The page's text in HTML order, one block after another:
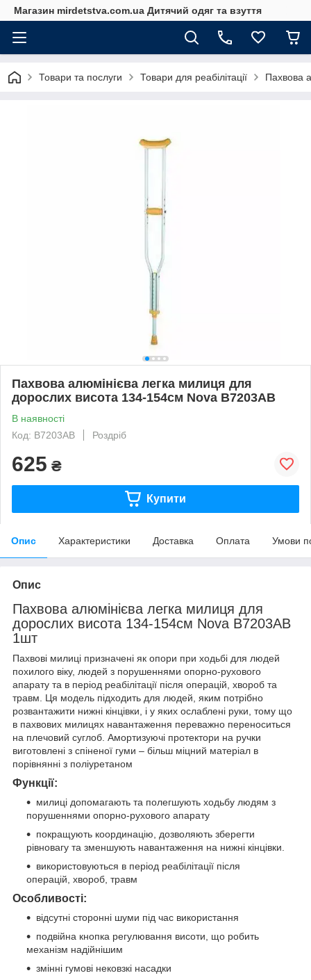
Магазин mirdetstva.com.ua Дитячий одяг та взуття
Товари та послуги Товари для реабілітації Пахвова
Пахвова алюмінієва легка милиця для
дорослих висота 134-154см Nova B7203AB
В наявності
Код: B7203AB
Роздріб
625 ₴
Купити
Опис Характеристики Доставка Оплата Умови
Опис
Пахвова алюмінієва легка милиця для
дорослих висота 134-154см Nova B7203AB
1шт
Пахвові милиці призначені як опори при ходьбі для людей
похилого віку, людей з порушеннями опорно-рухового
апарату та в період реабілітації після операцій, хвороб та
травм. Ця модель підходить для людей, яким потрібно
розвантажити нижні кінцівки, і у яких ослаблені руки, тому що
в пахвових милицях навантаження переважно переноситься
на плечовий суглоб. Амортизуючі протектори на ручки
виготовлені з спіненої гуми – більш міцний матеріал в
порівнянні з поліуретаном
Функції:
милиці допомагають та полегшують ходьбу людям з
порушеннями опорно-рухового апарату
покращують координацію, дозволяють зберегти
рівновагу та зменшують навантаження на нижні кінцівки.
використовуються в період реабілітації після
операцій, хвороб, травм
Особливості:
відсутні сторонні шуми під час використання
подвійна кнопка регулювання висоти, що робить
механізм надійнішим
змінні гумові нековзкі насадки